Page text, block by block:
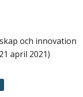
och innovation
april 2021)